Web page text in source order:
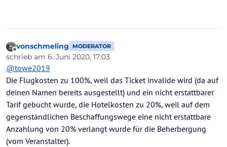
Offline
vonschmeling MODERATOR
schrieb am 6. Juni 2020, 17:03
zuletzt editiert von vonschmeling
@towe2019
Die Flugkosten zu 100%, weil das Ticket invalide wird (da auf
deinen Namen bereits ausgestellt) und ein nicht erstattbarer
Tarif gebucht wurde, die Hotelkosten zu 20%, weil auf dem
gegenständlichen Beschaffungswege eine nicht erstattbare
Anzahlung von 20% verlangt wurde für die Beherbergung
(vom Veranstalter).